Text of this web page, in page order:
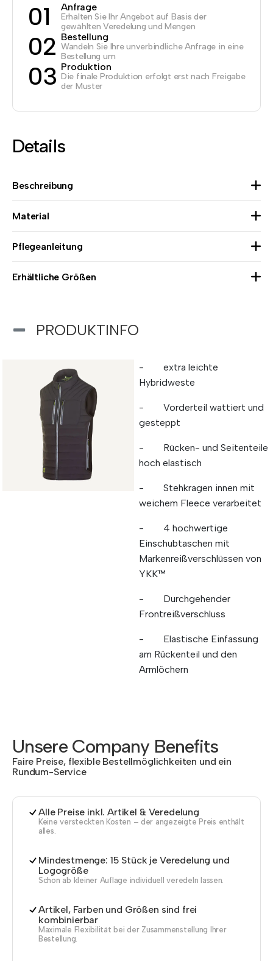
01 Anfrage
Erhalten Sie Ihr Angebot auf Basis der
gewählten Veredelung und Mengen
02 Bestellung
Wandeln Sie Ihre unverbindliche Anfrage in eine
Bestellung um
03 Produktion
Die finale Produktion erfolgt erst nach Freigabe
der Muster
Details
Beschreibung
Material
Pflegeanleitung
Erhältliche Größen
PRODUKTINFO
- extra leichte
Hybridweste
- Vorderteil wattiert und
gesteppt
- Rücken- und Seitenteile
hoch elastisch
- Stehkragen innen mit
weichem Fleece verarbeitet
- 4 hochwertige
Einschubtaschen mit
Markenreißverschlüssen von
YKK™
- Durchgehender
Frontreißverschluss
- Elastische Einfassung
am Rückenteil und den
Armlöchern
Unsere Company Benefits
Faire Preise, flexible Bestellmöglichkeiten und ein
Rundum-Service
Alle Preise inkl. Artikel & Veredelung
Keine versteckten Kosten – der angezeigte Preis enthält
alles.
Mindestmenge: 15 Stück je Veredelung und
Logogröße
Schon ab kleiner Auflage individuell veredeln lassen.
Artikel, Farben und Größen sind frei
kombinierbar
Maximale Flexibilität bei der Zusammenstellung Ihrer
Bestellung.